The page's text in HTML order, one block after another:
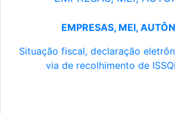
EMPRESAS, MEI,
Situação fiscal, declaração
via de recolhimento de